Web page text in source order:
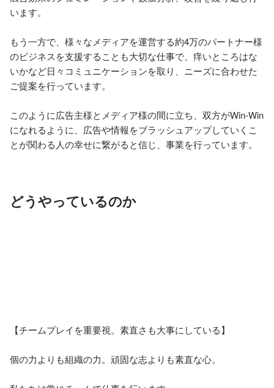
います。
もう一方で、様々なメディアを運営する約4万のパートナー様
のビジネスを支援することも大切な仕事で、痒いところはな
いかなど日々コミュニケーションを取り、ニーズに合わせた
ご提案を行っています。
このように広告主様とメディア様の間に立ち、双方がWin-Win
になれるように、広告や情報をブラッシュアップしていくこ
とが関わる人の幸せに繋がると信じ、事業を行っています。
どうやっているのか
【チームプレイを重要視。素直さも大事にしている】
個の力よりも組織の力。頑固な志よりも素直な心。